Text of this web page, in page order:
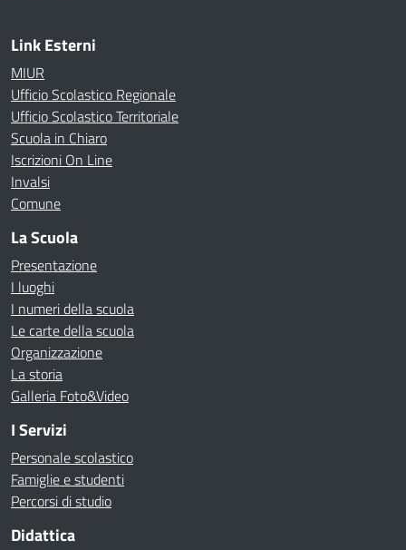
Link Esterni
MIUR
Ufficio Scolastico Regionale
Ufficio Scolastico Territoriale
Scuola in Chiaro
Iscrizioni On Line
Invalsi
Comune
La Scuola
Presentazione
I luoghi
I numeri della scuola
Le carte della scuola
Organizzazione
La storia
Galleria Foto&Video
I Servizi
Personale scolastico
Famiglie e studenti
Percorsi di studio
Didattica